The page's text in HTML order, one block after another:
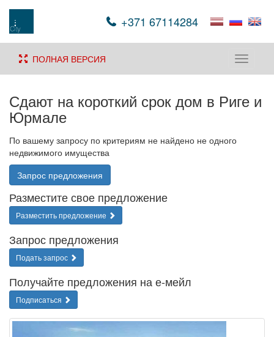
+371 67114284
Toggle
ПОЛНАЯ ВЕРСИЯ
Сдают на короткий срок дом в Риге и
Юрмале
По вашему запросу по критериям не найдено не одного
недвижимого имущества
Запрос предложения
Разместите свое предложение
Разместить предложение
Запрос предложения
Подать запрос
Получайте предложения на е-мейл
Подписаться